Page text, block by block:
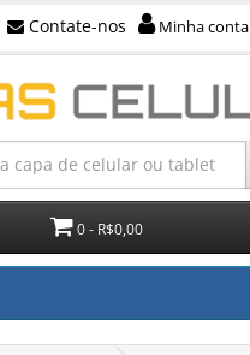
Contate-nos Minha conta
0 - R$0,00